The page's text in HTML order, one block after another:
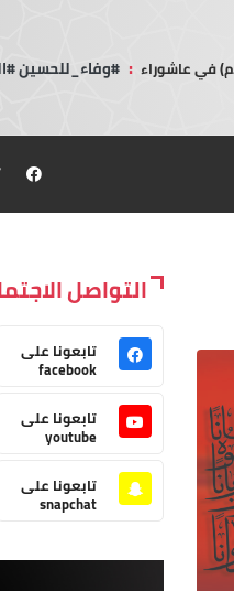
في عاشوراء : #وفاء_للحسين
التواصل
تابعونا على
facebook
تابعونا على
youtube
تابعونا على
snapchat